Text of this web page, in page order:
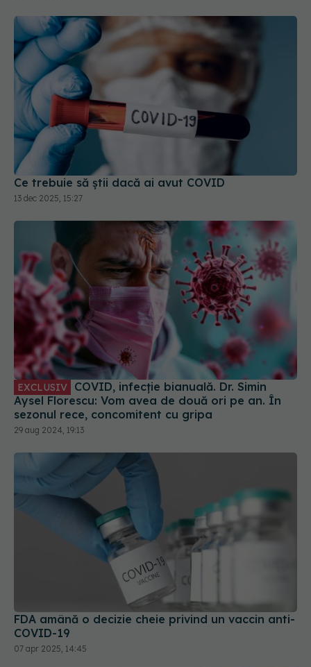
Ce trebuie să știi dacă ai avut COVID
13 dec 2025, 15:27
EXCLUSIV
Aysel Florescu: Vom avea de două ori pe an. În
sezonul rece, concomitent cu gripa
29 aug 2024, 19:13
FDA amână o decizie cheie privind un vaccin anti-
COVID-19
07 apr 2025, 14:45